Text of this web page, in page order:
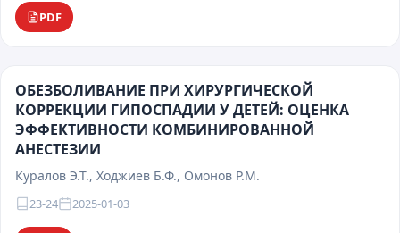
PDF
ОБЕЗБОЛИВАНИЕ ПРИ ХИРУРГИЧЕСКОЙ
КОРРЕКЦИИ ГИПОСПАДИИ У ДЕТЕЙ: ОЦЕНКА
ЭФФЕКТИВНОСТИ КОМБИНИРОВАННОЙ
АНЕСТЕЗИИ
Куралов Э.Т., Ходжиев Б.Ф., Омонов Р.М.
23-24 2025-01-03